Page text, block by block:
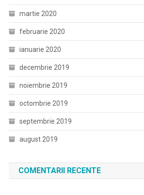
martie 2020
februarie 2020
ianuarie 2020
decembrie 2019
noiembrie 2019
octombrie 2019
septembrie 2019
august 2019
COMENTARII RECENTE